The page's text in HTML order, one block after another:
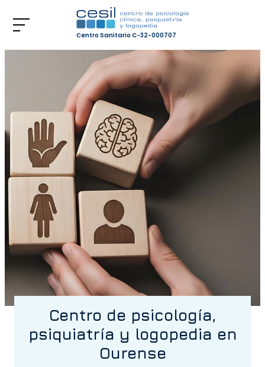
Centro de psicología,
psiquiatría y logopedia en
Ourense